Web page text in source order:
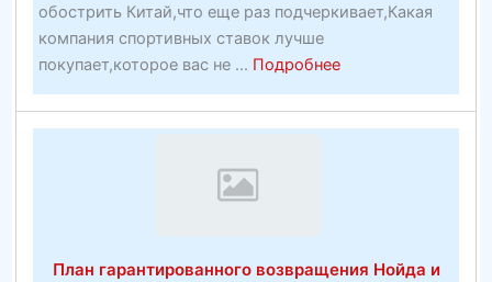
обострить Китай,что еще раз подчеркивает,Какая
компания спортивных ставок лучше
покупает,которое вас не ... Подробнееabout
компания
инвентарь
План гарантированного возвращения Нойда и